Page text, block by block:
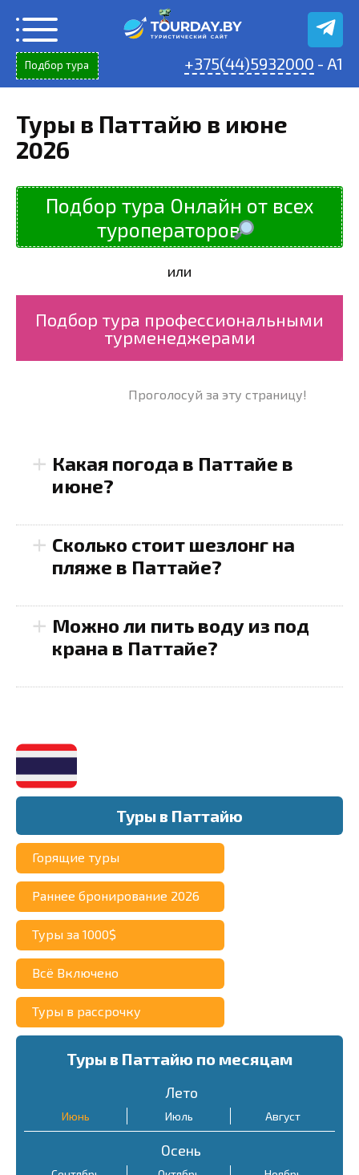
содержанию
Подбор тура +375(44)5932000 - A1
Туры в Паттайю
Горящие туры
Раннее бронирование 2026
Туры за 1000$
Всё Включено
Туры в рассрочку
Туры в Паттайю по месяцам
Лето
Июнь Июль Август
Осень
Туры в Паттайю в июне
2026
Подбор тура Онлайн от всех
туроператоров
или
Подбор тура профессиональными
турменеджерами
Проголосуй за эту страницу!
+ Какая погода в Паттайе в
июне?
+ Сколько стоит шезлонг на
пляже в Паттайе?
+ Можно ли пить воду из под
крана в Паттайе?